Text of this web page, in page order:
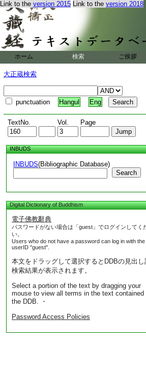
Link to the version 2015 Link to the version 2018
ホーム 検索 ご挨拶
大正蔵検索
punctuation Hangul Eng
TextNo. Vol. Page
INBUDS
INBUDS(Bibliographic Database)
Search
Digital Dictionary of Buddhism
電子佛教辭典
パスワードがない場合は「guest」でログインしてく
い。
Users who do not have a password can log in with the
userID "guest".
本文をドラッグして選択するとDDBの見出し
検索結果が表示されます。
Select a portion of the text by dragging your
mouse to view all terms in the text contained
the DDB. ・
Password Access Policies